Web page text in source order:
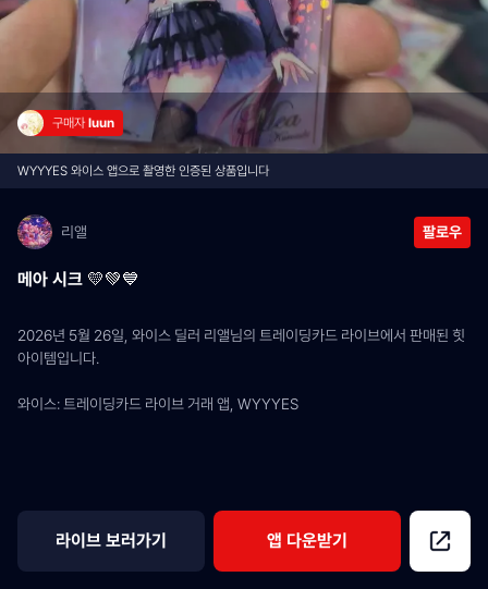
구매자 luun
WYYYES 와이스 앱으로 촬영한 인증된 상품입니다
리앨 팔로우
메아 시크 💛💚💙
2026년 5월 26일, 와이스 딜러 리앨님의 트레이딩카드 라이브에서 판매된 힛
아이템입니다.
와이스: 트레이딩카드 라이브 거래 앱, WYYYES
라이브 보러가기 앱 다운받기